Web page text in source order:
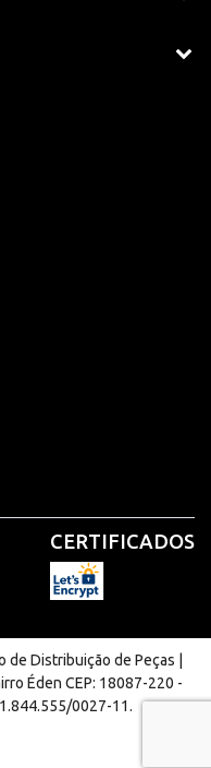
CERTIFICADOS
de Distribuição de Peças |
Éden CEP: 18087-220 -
0027-11.